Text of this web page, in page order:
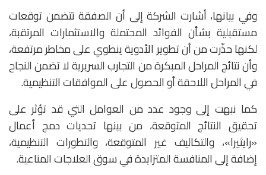
وفي بيانها، أشارت الشركة إلى أن الصفقة تتضمن توقعات
مستقبلية بشأن الفوائد المحتملة والاستثمارات المرتقبة،
لكنها حذّرت من أن تطوير الأدوية ينطوي على مخاطر مرتفعة،
وأن نتائج المراحل المبكرة من التجارب السريرية لا تضمن النجاح
في المراحل اللاحقة أو الحصول على الموافقات التنظيمية.
كما نبهت إلى وجود عدد من العوامل التي قد تؤثر على
تحقيق النتائج المتوقعة، من بينها تحديات دمج أعمال
«رايثيرا»، والتكاليف غير المتوقعة، والتطورات التنظيمية،
إضافة إلى المنافسة المتزايدة في سوق العلاجات المناعية.